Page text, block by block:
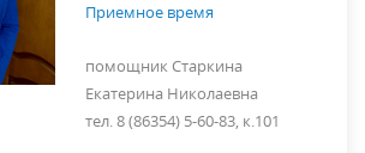
Приемное время
помощник Старкина
Екатерина Николаевна
тел. 8 (86354) 5-60-83, к.101